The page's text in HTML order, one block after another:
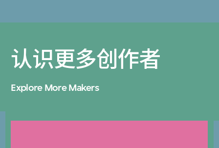
认识更多创作者
Explore More Makers